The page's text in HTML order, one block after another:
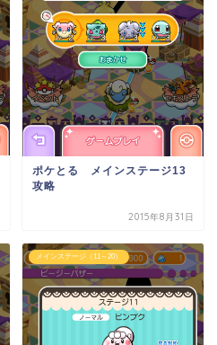
ポケとる メインステージ13
攻略
2015年8月31日
メインステージ（11～20）